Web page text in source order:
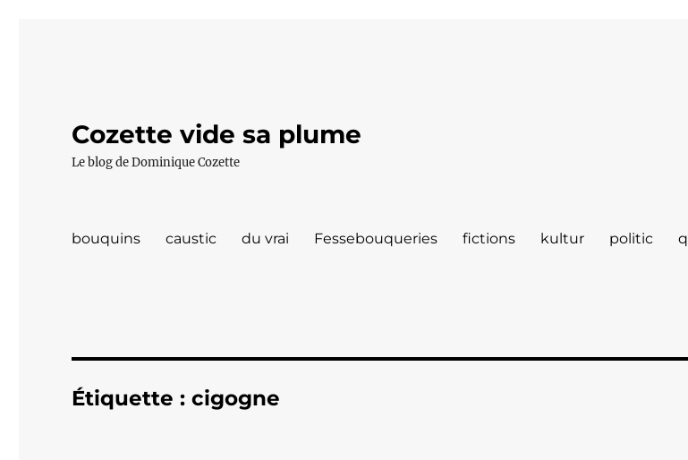
Cozette vide sa plume
Le blog de Dominique Cozette
bouquins caustic du vrai Fessebouqueries fictions kultur politic
Étiquette :cigogne